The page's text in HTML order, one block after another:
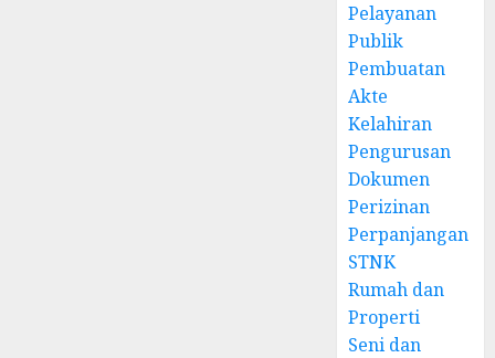
Pelayanan
Publik
Pembuatan
Akte
Kelahiran
Pengurusan
Dokumen
Perizinan
Perpanjangan
STNK
Rumah dan
Properti
Seni dan